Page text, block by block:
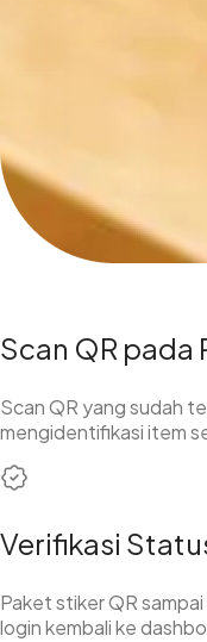
Scan QR pada
Scan QR yang sudah
mengidentifikasi item
Verifikasi
Paket stiker QR
login kembali ke